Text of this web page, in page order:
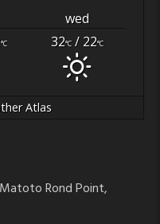
wed
°C 32°C/ 22°C
Atlas
Rond Point,